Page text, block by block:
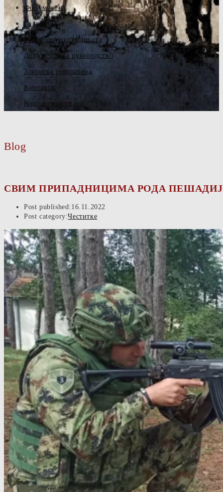
Форум жена
Галерија
Руководство синдиката
Документа за руководство
Законска регулатива
Контакти
Контактирајте нас
Blog
СВИМ ПРИПАДНИЦИМА РОДА
Post published: 16.11.2022
Post category:Честитке